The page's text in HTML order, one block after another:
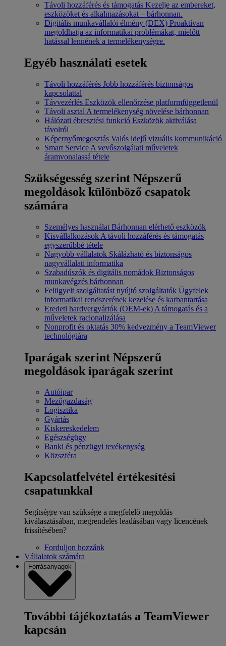
Távoli hozzáférés és támogatás Kezelje az embereket,
eszközöket és alkalmazásokat – bárhonnan.
Digitális munkavállalói élmény (DEX) Proaktívan
megoldhatja az informatikai problémákat, mielőtt
hatással lennének a termelékenységre.
Egyéb használati esetek
Távoli hozzáférés Jobb hozzáférés biztonságos
kapcsolattal
Távvezérlés Eszközök ellenőrzése platformfüggetlenül
Távoli asztal A termelékenység növelése bárhonnan
Hálózati ébresztési funkció Eszközök aktiválása
távolról
Képernyőmegosztás Valós idejű vizuális kommunikáció
Smart Service A vevőszolgálati műveletek
áramvonalassá tétele
Szükségesség szerint Népszerű
megoldások különböző csapatok
számára
Személyes használat Bárhonnan elérhető eszközök
Kisvállalkozások A távoli hozzáférés és támogatás
egyszerűbbé tétele
Nagyobb vállalatok Skálázható és biztonságos
nagyvállalati informatika
Szabadúszók és digitális nomádok Biztonságos
munkavégzés bárhonnan
Felügyelt szolgáltatást nyújtó szolgáltatók Ügyfelek
informatikai rendszerének kezelése és karbantartása
Eredeti hardvergyártók (OEM-ek) A támogatás és a
műveletek racionalizálása
Nonprofit és oktatás 30% kedvezmény a TeamViewer
technológiára
Iparágak szerint Népszerű
megoldások iparágak szerint
Autóipar
Mezőgazdaság
Logisztika
Gyártás
Kiskereskedelem
Egészségügy
Banki és pénzügyi tevékenység
Közszféra
Kapcsolatfelvétel értékesítési
csapatunkkal
Segítségre van szüksége a megfelelő megoldás
kiválasztásában, megrendelés leadásában vagy licencének
frissítésében?
Forduljon hozzánk
Vállalatok számára
Forrásanyagok
További tájékoztatás a TeamViewer
kapcsán